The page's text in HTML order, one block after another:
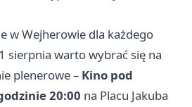
w Wejherowie dla każdego
sierpnia warto wybrać się na
plenerowe – Kino pod
20:00 na Placu Jakuba